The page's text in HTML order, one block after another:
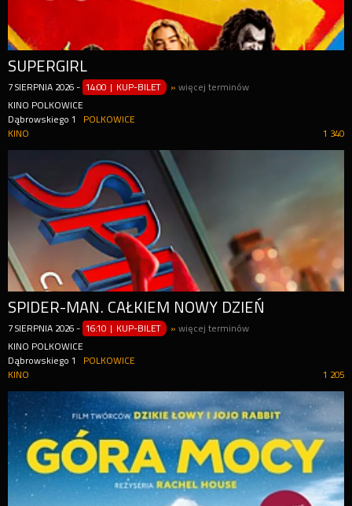
SUPERGIRL
7 SIERPNIA 2026 - 14:00 | KUP-BILET »więcej terminów
KINO POLKOWICE
Dąbrowskiego 1
POLKOWICE
1 340
KINO
SPIDER-MAN. CAŁKIEM NOWY DZIEŃ
7 SIERPNIA 2026 - 16:10 | KUP-BILET »więcej terminów
KINO POLKOWICE
Dąbrowskiego 1
POLKOWICE
1 205
KINO